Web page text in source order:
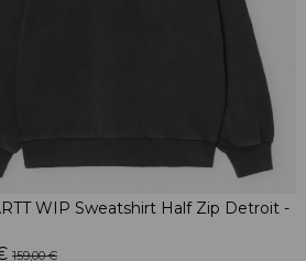
WIP Sweatshirt Half Zip Detroit -
159,00 €